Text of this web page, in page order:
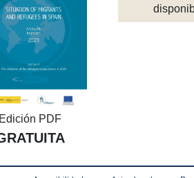
Edición PDF